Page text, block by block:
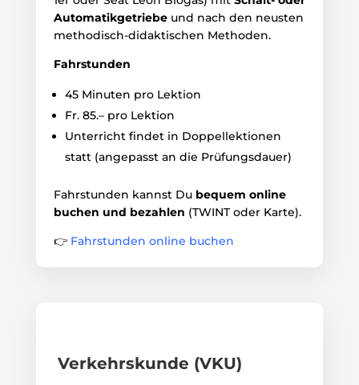
Automatikgetriebeund nach den neusten
methodisch-didaktischen Methoden.
Fahrstunden
45 Minuten pro Lektion
Fr. 85.– pro Lektion
Unterricht findet in Doppellektionen
statt (angepasst an die Prüfungsdauer)
Fahrstunden kannst Du bequem online
buchen und bezahlen (TWINT oder Karte).
👉 Fahrstunden online buchen
Verkehrskunde (VKU)